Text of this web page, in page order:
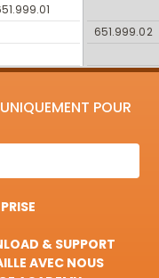
651.999.02
POUR
& SUPPORT
AVEC NOUS